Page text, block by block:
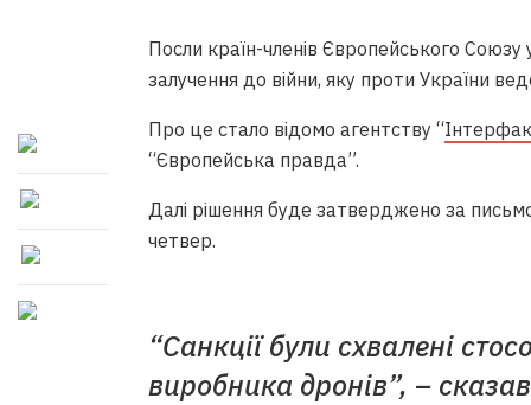
Посли країн-членів Європейського Cоюзу
залучення до війни, яку проти України
Про це стало відомо агентству “
“Європейська правда”.
Далі рішення буде затверджено за
четвер.
“Санкції були схвалені
виробника дронів”, –